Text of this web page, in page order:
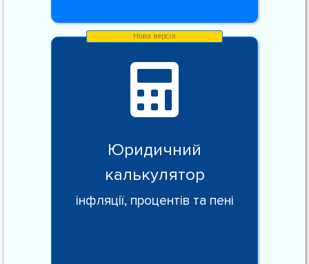
Юридичний
калькулятор
інфляції, процентів та пені